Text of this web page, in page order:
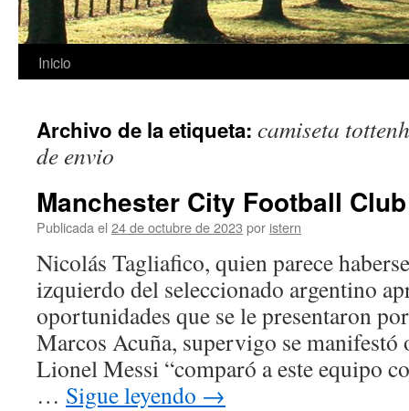
Saltar
contenido
Inicio
Archivo de la etiqueta: camiseta
de envio
Manchester City Football Club
Publicada el 24 de octubre de 2023 por istern
Nicolás Tagliafico, quien parece
izquierdo del seleccionado argentino
oportunidades que se le presentaron
Marcos Acuña, supervigo se
Lionel Messi “comparó a este equipo
… Sigue leyendo →